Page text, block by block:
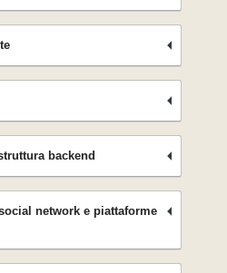
backend
network e piattaforme